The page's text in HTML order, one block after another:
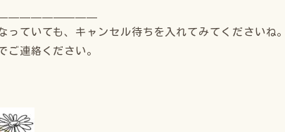
っていても、キャンセル待ちを入れてみてくださいね。
ご連絡ください。